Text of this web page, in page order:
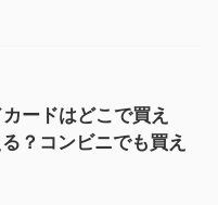
ードはどこで買え
？コンビニでも買え